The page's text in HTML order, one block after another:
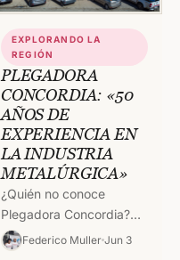
EXPLORANDO LA
REGIÓN
PLEGADORA
CONCORDIA: «50
AÑOS DE
EXPERIENCIA EN
LA INDUSTRIA
METALÚRGICA»
¿Quién no conoce
Plegadora Concordia?
Desde 1973, año en que
Federico Muller Jun 3